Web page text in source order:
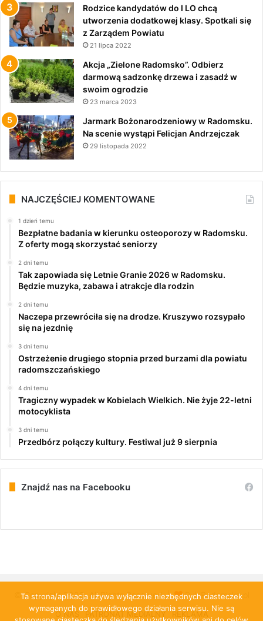
Rodzice kandydatów do I LO chcą
utworzenia dodatkowej klasy. Spotkali się
z Zarządem Powiatu
21 lipca 2022
Akcja „Zielone Radomsko”. Odbierz
darmową sadzonkę drzewa i zasadź w
swoim ogrodzie
23 marca 2023
Jarmark Bożonarodzeniowy w Radomsku.
Na scenie wystąpi Felicjan Andrzejczak
29 listopada 2022
NAJCZĘŚCIEJ KOMENTOWANE
1 dzień temu
Bezpłatne badania w kierunku osteoporozy w Radomsku.
Z oferty mogą skorzystać seniorzy
2 dni temu
Tak zapowiada się Letnie Granie 2026 w Radomsku.
Będzie muzyka, zabawa i atrakcje dla rodzin
2 dni temu
Naczepa przewróciła się na drodze. Kruszywo rozsypało
się na jezdnię
3 dni temu
Ostrzeżenie drugiego stopnia przed burzami dla powiatu
radomszczańskiego
4 dni temu
Tragiczny wypadek w Kobielach Wielkich. Nie żyje 22-letni
motocyklista
3 dni temu
Przedbórz połączy kultury. Festiwal już 9 sierpnia
Znajdź nas na Facebooku
© Copyright 2026, All Rights Reserved | PulsRadomska.pl
O NAS PATRONAT MEDIALNY REKLAMA
Ta strona/aplikacja używa wyłącznie niezbędnych ciasteczek
wymaganych do prawidłowego działania serwisu. Nie są